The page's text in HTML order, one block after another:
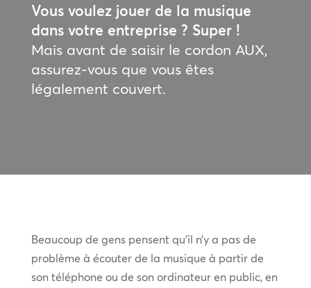
Vous voulez jouer de la musique
dans votre entreprise ? Super !
Mais avant de saisir le cordon AUX,
assurez-vous que vous êtes
légalement couvert.
Beaucoup de gens pensent qu’il n’y a pas de
problème à écouter de la musique à partir de
son téléphone ou de son ordinateur en public, en